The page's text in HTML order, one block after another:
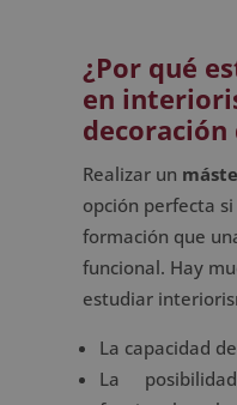
¿Por qué
en
decoración
Realizar un
opción perfecta
formación que
funcional. Hay
estudiar
La capacidad
La